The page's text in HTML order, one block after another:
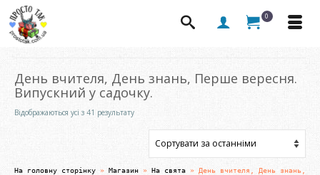
0
День вчителя, День знань, Перше вересня.
Випускний у садочку.
Відображаються усі з 41 результатуСортовано
На головну сторінку » Магазин » На свята » День вчителя, День знань,